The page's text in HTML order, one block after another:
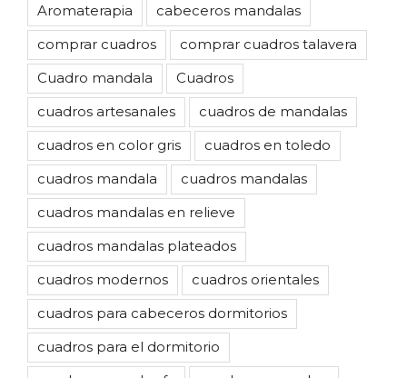
Aromaterapia
cabeceros mandalas
comprar cuadros
comprar cuadros talavera
Cuadro mandala
Cuadros
cuadros artesanales
cuadros de mandalas
cuadros en color gris
cuadros en toledo
cuadros mandala
cuadros mandalas
cuadros mandalas en relieve
cuadros mandalas plateados
cuadros modernos
cuadros orientales
cuadros para cabeceros dormitorios
cuadros para el dormitorio